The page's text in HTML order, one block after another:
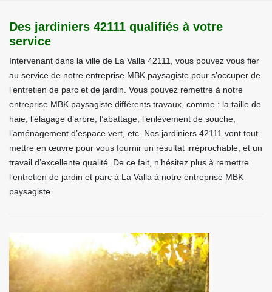
Des jardiniers 42111 qualifiés à votre
service
Intervenant dans la ville de La Valla 42111, vous pouvez vous fier
au service de notre entreprise MBK paysagiste pour s’occuper de
l’entretien de parc et de jardin. Vous pouvez remettre à notre
entreprise MBK paysagiste différents travaux, comme : la taille de
haie, l’élagage d’arbre, l’abattage, l’enlèvement de souche,
l’aménagement d’espace vert, etc. Nos jardiniers 42111 vont tout
mettre en œuvre pour vous fournir un résultat irréprochable, et un
travail d’excellente qualité. De ce fait, n’hésitez plus à remettre
l’entretien de jardin et parc à La Valla à notre entreprise MBK
paysagiste.